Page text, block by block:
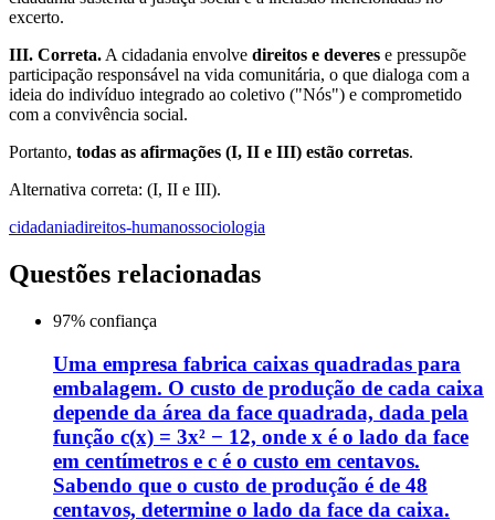
excerto.
III. Correta. A cidadania envolve direitos e deveres e pressupõe
participação responsável na vida comunitária, o que dialoga com a
ideia do indivíduo integrado ao coletivo ("Nós") e comprometido
com a convivência social.
Portanto, todas as afirmações (I, II e III) estão corretas.
Alternativa correta: (I, II e III).
cidadaniadireitos-humanossociologia
Questões relacionadas
97% confiança
Uma empresa fabrica caixas quadradas para
embalagem. O custo de produção de cada caixa
depende da área da face quadrada, dada pela
função c(x) = 3x² − 12, onde x é o lado da face
em centímetros e c é o custo em centavos.
Sabendo que o custo de produção é de 48
centavos, determine o lado da face da caixa.